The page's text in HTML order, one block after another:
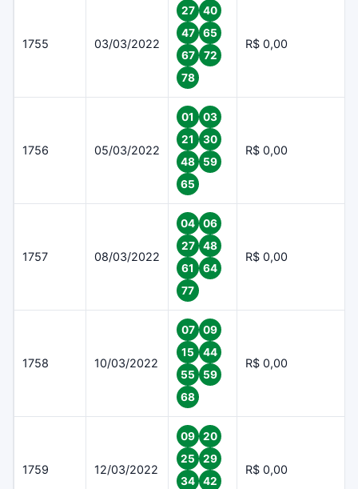
1755 03/03/2022
27
40
47
65
67
72
78
R$ 0,00
1756 05/03/2022
01
03
21
30
48
59
65
R$ 0,00
1757 08/03/2022
04
06
27
48
61
64
77
R$ 0,00
1758 10/03/2022
07
09
15
44
55
59
68
R$ 0,00
1759 12/03/2022
09
20
25
29
34
42
R$ 0,00